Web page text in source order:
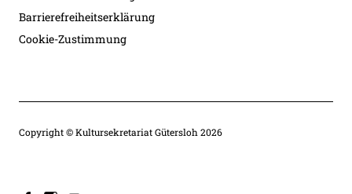
Barrierefreiheitserklärung
Cookie-Zustimmung
Copyright © Kultursekretariat Gütersloh 2026